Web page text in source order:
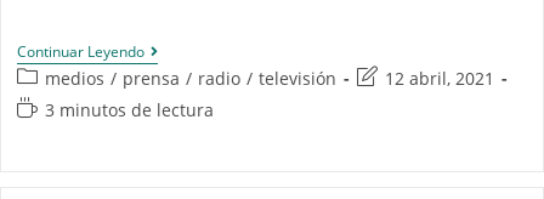
Continuar Leyendo
medios / prensa / radio / televisión
12 abril, 2021
3 minutos de lectura